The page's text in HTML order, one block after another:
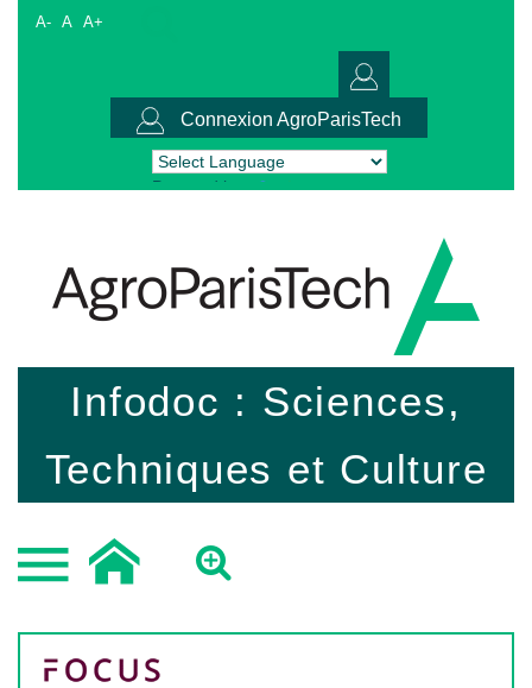
A- A A+
Connexion AgroParisTech
Powered by Translate
Infodoc : Sciences,
Techniques et Culture